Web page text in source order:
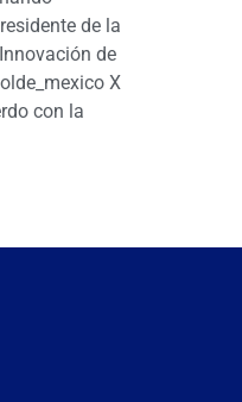
de la
de
X:
con la